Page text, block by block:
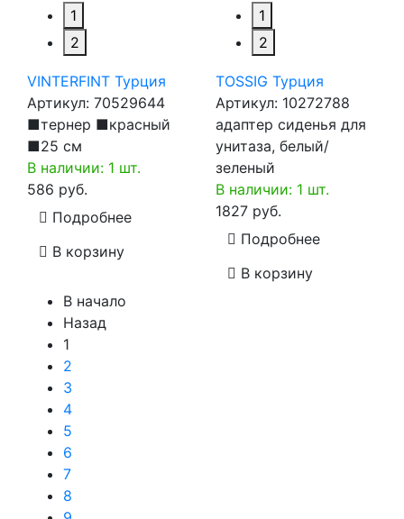
1
2
VINTERFINT Турция
Артикул: 70529644
■тернер ■красный
■25 см
В наличии: 1 шт.
586 руб.
Подробнее
В корзину
1
2
TOSSIG Турция
Артикул: 10272788
адаптер сиденья для
унитаза, белый/
зеленый
В наличии: 1 шт.
1827 руб.
Подробнее
В корзину
В начало
Назад
1
2
3
4
5
6
7
8